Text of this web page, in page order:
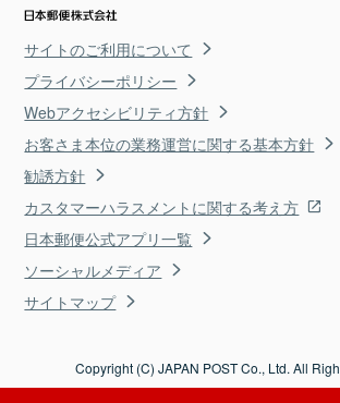
サイトのご利用について
プライバシーポリシー
Webアクセシビリティ方針
お客さま本位の業務運営に関する基本方針
勧誘方針
カスタマーハラスメントに関する考え方
日本郵便公式アプリ一覧
ソーシャルメディア
サイトマップ
Copyright (C) JAPAN POST Co., Ltd. All